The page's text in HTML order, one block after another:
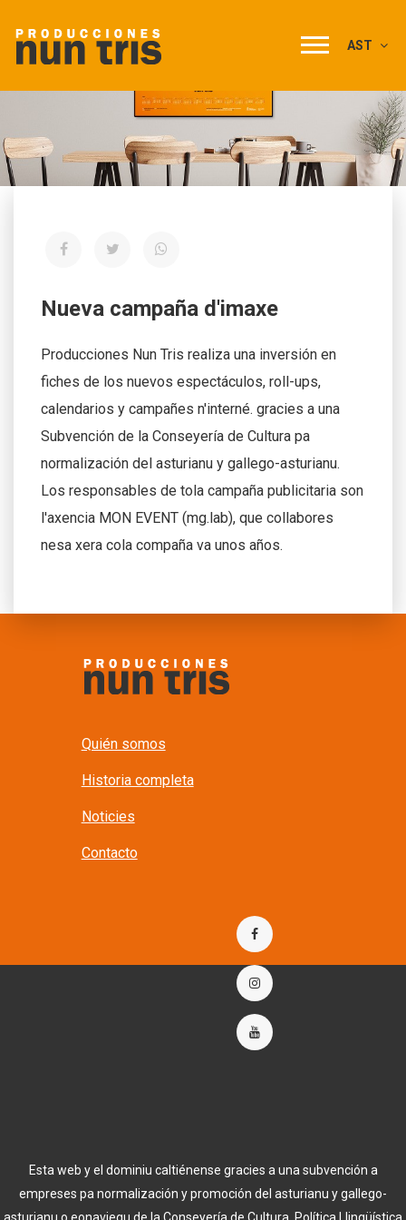
AST
Nueva campaña d'imaxe
Producciones Nun Tris realiza una inversión en
fiches de los nuevos espectáculos, roll-ups,
calendarios y campañes n'interné. gracies a una
Subvención de la Conseyería de Cultura pa
normalización del asturianu y gallego-asturianu.
Los responsables de tola campaña publicitaria son
l'axencia MON EVENT (mg.lab), que collabores
nesa xera cola compaña va unos años.
Quién somos
Historia completa
Noticies
Contacto
Esta web y el dominiu caltiénense gracies a una subvención a
empreses pa normalización y promoción del asturianu y gallego-